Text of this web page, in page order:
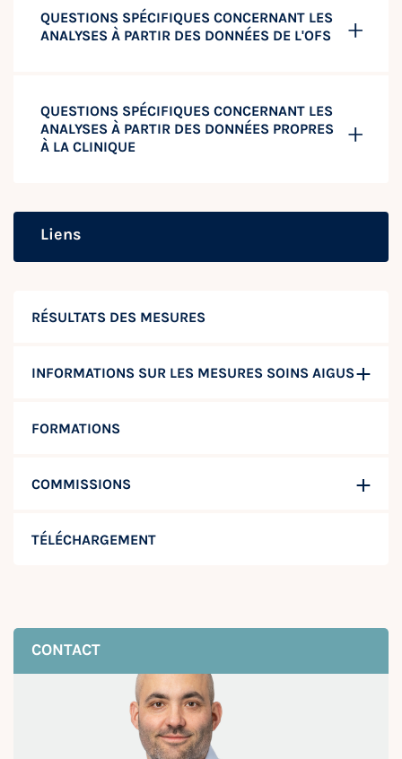
RÉSULTATS DES MESURES
INFORMATIONS SUR LES MESURES SOINS AIGUS
FORMATIONS
COMMISSIONS
TÉLÉCHARGEMENT
CONTACT
QUESTIONS SPÉCIFIQUES CONCERNANT LES
ANALYSES À PARTIR DES DONNÉES DE L'OFS
QUESTIONS SPÉCIFIQUES CONCERNANT LES
ANALYSES À PARTIR DES DONNÉES PROPRES
À LA CLINIQUE
Liens